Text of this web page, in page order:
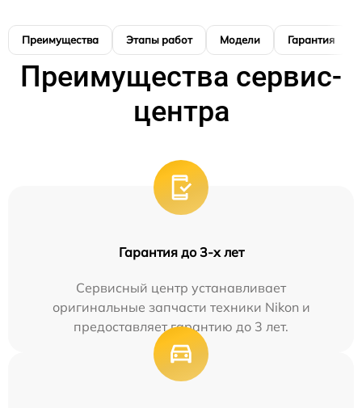
Преимущества Этапы работ Модели Гарантия
Преимущества сервис-
центра
Гарантия до 3-х лет
Сервисный центр устанавливает
оригинальные запчасти техники Nikon и
предоставляет гарантию до 3 лет.